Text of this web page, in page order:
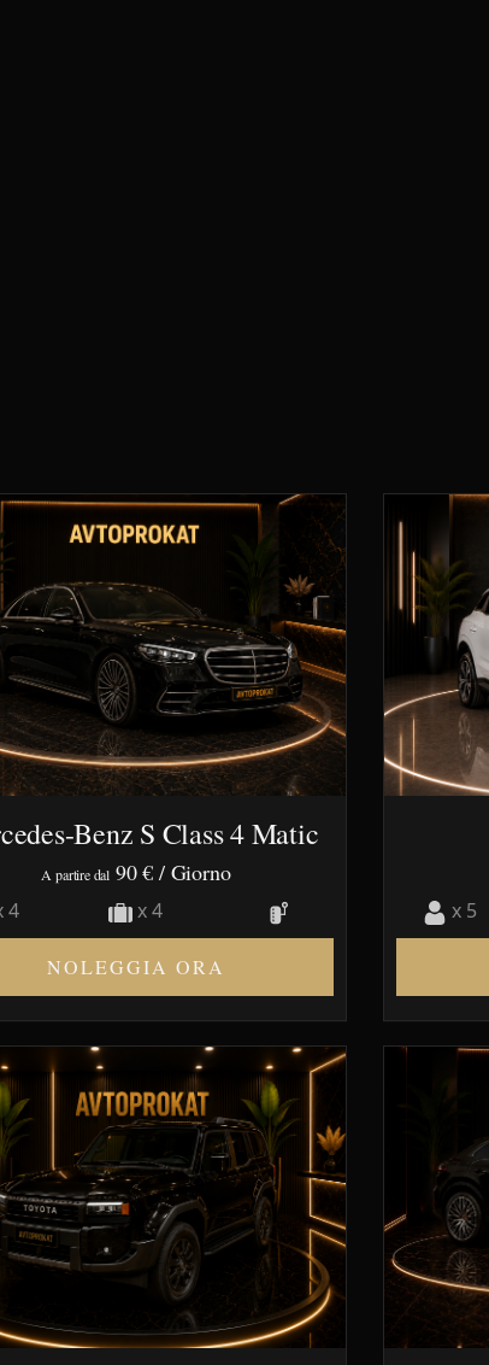
Benz S Class 4 Matic
A partire dal 90 € / Giorno
4 x 4
NOLEGGIA ORA
x 5